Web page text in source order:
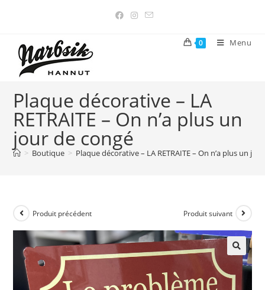
0 Menu
Plaque décorative – LA
RETRAITE – On n’a plus un
jour de congé
> Boutique > Plaque décorative – LA RETRAITE – On n’a plus un
Produit précédent Produit suivant